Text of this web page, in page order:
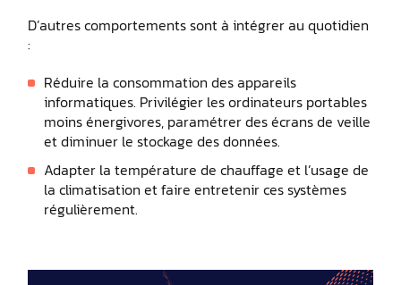
D’autres comportements sont à intégrer au quotidien
:
Réduire la consommation des appareils
informatiques. Privilégier les ordinateurs portables
moins énergivores, paramétrer des écrans de veille
et diminuer le stockage des données.
Adapter la température de chauffage et l’usage de
la climatisation et faire entretenir ces systèmes
régulièrement.